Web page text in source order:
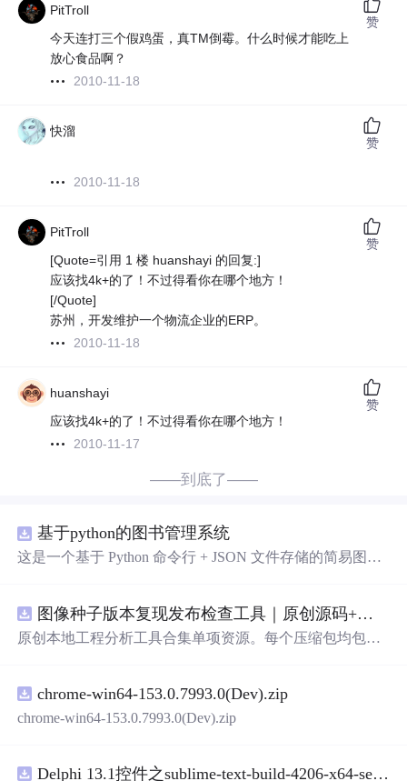
PitTroll
今天连打三个假鸡蛋，真TM倒霉。什么时候才能吃上
放心食品啊？
2010-11-18
赞
快溜
2010-11-18
赞
PitTroll
[Quote=引用 1 楼 huanshayi 的回复:]
应该找4k+的了！不过得看你在哪个地方！
[/Quote]
苏州，开发维护一个物流企业的ERP。
2010-11-18
赞
huanshayi
应该找4k+的了！不过得看你在哪个地方！
2010-11-17
赞
——到底了——
基于python的图书管理系统
这是一个基于 Python 命令行 + JSON 文件存储的简易图书
添加、删除、修改、搜索（按书名/作者/ISBN），每本书
记录馆藏总数和当前可借数量。 学生管理：支持学生信息
过借阅上限、是否重复借阅；还书时自动判断是否逾期
（期限 30 天）；支持查看全部借阅记录、逾期记录和某人
→ 业务层 → 界面层），职责清晰，易于扩展或替换（比
图像种子版本复现发布检查工具｜原创源码+测试+离线报告
原创本地工程分析工具合集单项资源。每个压缩包均包含
行效果图、README、运行说明、功能清单、MIT License
及原创授权声明。Node.js 18+ 可直接运行，零第三方运行
chrome-win64-153.0.7993.0(Dev).zip
chrome-win64-153.0.7993.0(Dev).zip
Delphi 13.1控件之sublime-text-build-4206-x64-setup-2.zip